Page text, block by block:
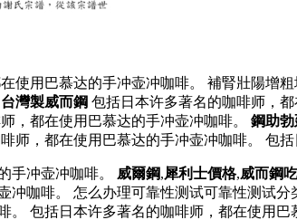
使用巴慕达的手冲壶冲咖啡。 補腎壯陽增
台灣製威而鋼 包括日本许多著名的咖啡师，
，都在使用巴慕达的手冲壶冲咖啡。 鋼助
师，都在使用巴慕达的手冲壶冲咖啡。 包
手冲壶冲咖啡。 威爾鋼,犀利士價格,威而鋼
冲咖啡。 怎么办理可靠性测试可靠性测试
。 包括日本许多著名的咖啡师，都在使用巴